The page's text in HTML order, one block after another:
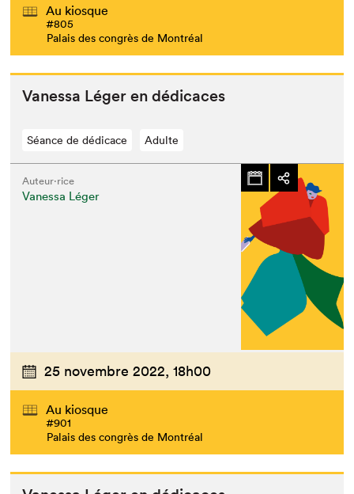
Au kiosque
#805
Palais des congrès de Montréal
Vanes­sa Léger en dédicaces
Séance de dédicace Adulte
Auteur·rice
Vanessa Léger
25 novembre 2022, 18h00
Au kiosque
#901
Palais des congrès de Montréal